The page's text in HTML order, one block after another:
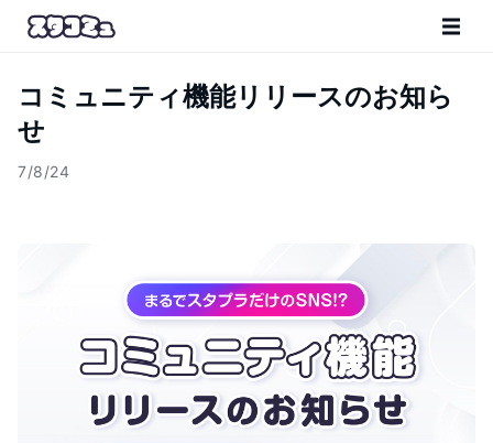
コミュニティ機能リリースのお知ら
せ
7/8/24